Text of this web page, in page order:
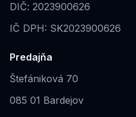
DIČ: 2023900626
IČ DPH: SK2023900626
Predajňa
Štefániková 70
085 01 Bardejov